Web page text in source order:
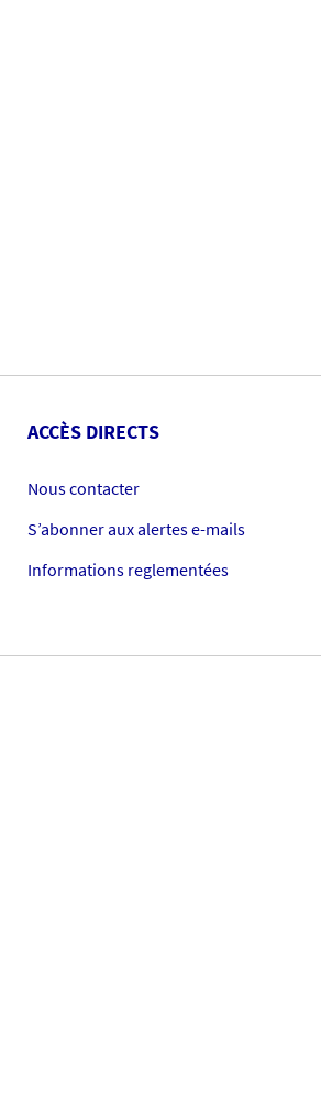
ACCÈS DIRECTS
Nous contacter
S’abonner aux alertes e-mails
Informations reglementées